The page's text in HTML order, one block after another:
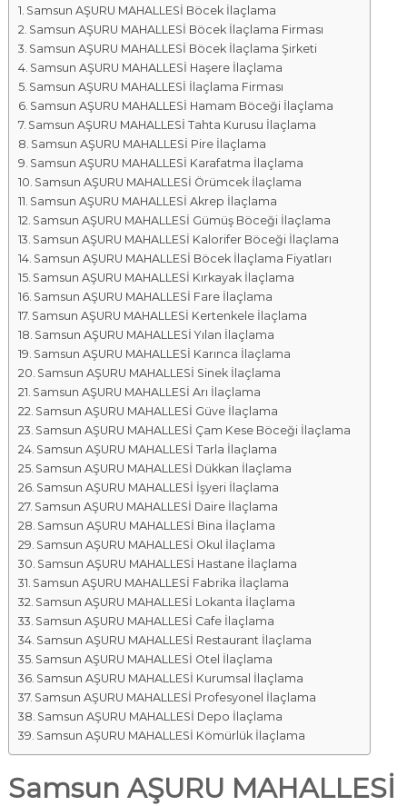
a
l
a
r
ı
Samsun AŞURU MAHALLESİ Böcek İlaçlama
Samsun AŞURU MAHALLESİ Böcek İlaçlama Firması
Samsun AŞURU MAHALLESİ Böcek İlaçlama Şirketi
Samsun AŞURU MAHALLESİ Haşere İlaçlama
Samsun AŞURU MAHALLESİ İlaçlama Firması
Samsun AŞURU MAHALLESİ Hamam Böceği İlaçlama
Samsun AŞURU MAHALLESİ Tahta Kurusu İlaçlama
Samsun AŞURU MAHALLESİ Pire İlaçlama
Samsun AŞURU MAHALLESİ Karafatma İlaçlama
Samsun AŞURU MAHALLESİ Örümcek İlaçlama
Samsun AŞURU MAHALLESİ Akrep İlaçlama
Samsun AŞURU MAHALLESİ Gümüş Böceği İlaçlama
Samsun AŞURU MAHALLESİ Kalorifer Böceği İlaçlama
Samsun AŞURU MAHALLESİ Böcek İlaçlama Fiyatları
Samsun AŞURU MAHALLESİ Kırkayak İlaçlama
Samsun AŞURU MAHALLESİ Fare İlaçlama
Samsun AŞURU MAHALLESİ Kertenkele İlaçlama
Samsun AŞURU MAHALLESİ Yılan İlaçlama
Samsun AŞURU MAHALLESİ Karınca İlaçlama
Samsun AŞURU MAHALLESİ Sinek İlaçlama
Samsun AŞURU MAHALLESİ Arı İlaçlama
Samsun AŞURU MAHALLESİ Güve İlaçlama
Samsun AŞURU MAHALLESİ Çam Kese Böceği İlaçlama
Samsun AŞURU MAHALLESİ Tarla İlaçlama
Samsun AŞURU MAHALLESİ Dükkan İlaçlama
Samsun AŞURU MAHALLESİ İşyeri İlaçlama
Samsun AŞURU MAHALLESİ Daire İlaçlama
Samsun AŞURU MAHALLESİ Bina İlaçlama
Samsun AŞURU MAHALLESİ Okul İlaçlama
Samsun AŞURU MAHALLESİ Hastane İlaçlama
Samsun AŞURU MAHALLESİ Fabrika İlaçlama
Samsun AŞURU MAHALLESİ Lokanta İlaçlama
Samsun AŞURU MAHALLESİ Cafe İlaçlama
Samsun AŞURU MAHALLESİ Restaurant İlaçlama
Samsun AŞURU MAHALLESİ Otel İlaçlama
Samsun AŞURU MAHALLESİ Kurumsal İlaçlama
Samsun AŞURU MAHALLESİ Profesyonel İlaçlama
Samsun AŞURU MAHALLESİ Depo İlaçlama
Samsun AŞURU MAHALLESİ Kömürlük İlaçlama
Samsun AŞURU MAHALLESİ